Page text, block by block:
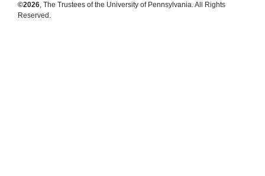
©2026, The Trustees of the University of Pennsylvania. All Rights
Reserved.